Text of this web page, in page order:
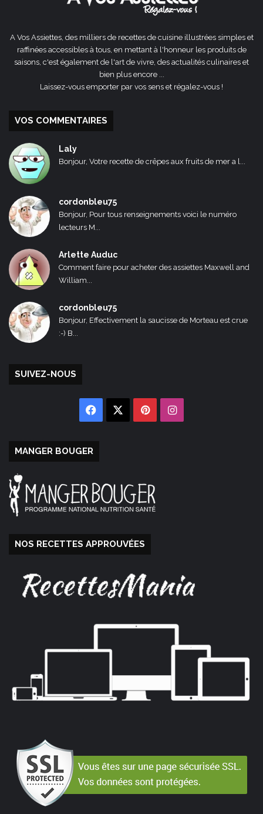
A Vos Assiettes, des milliers de recettes de cuisine illustrées simples et
raffinées accessibles à tous, en mettant à l'honneur les produits de
saisons, c'est également de l'art de vivre, des actualités culinaires et
bien plus encore ...
Laissez-vous emporter par vos sens et régalez-vous !
VOS COMMENTAIRES
Laly
Bonjour, Votre recette de crêpes aux fruits de mer a l...
cordonbleu75
Bonjour, Pour tous renseignements voici le numéro
lecteurs M...
Arlette Auduc
Comment faire pour acheter des assiettes Maxwell and
William...
cordonbleu75
Bonjour, Effectivement la saucisse de Morteau est crue
:-) B...
SUIVEZ-NOUS
Facebook PinterestInstagram
MANGER BOUGER
NOS RECETTES APPROUVÉES